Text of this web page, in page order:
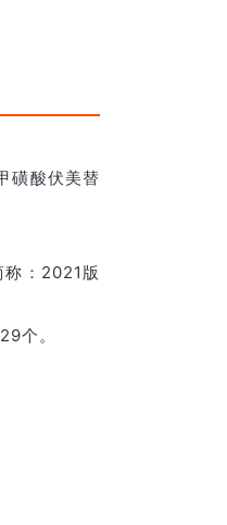
磺酸伏美替
称：2021版
个。